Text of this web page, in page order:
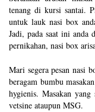
tenang di kursi santai.
untuk lauk nasi box
Jadi, pada saat ini anda
pernikahan, nasi box
Mari segera pesan nasi
beragam bumbu
hygienis. Masakan
vetsine ataupun MSG.